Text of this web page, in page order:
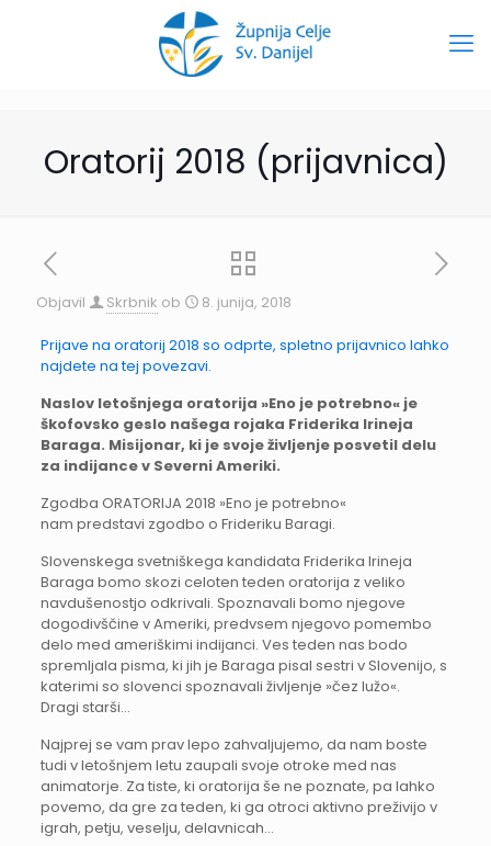
Oratorij 2018 (prijavnica)
Objavil Skrbnik ob 8. junija, 2018
Prijave na oratorij 2018 so odprte, spletno prijavnico lahko
najdete na tej povezavi.
Naslov letošnjega oratorija »Eno je potrebno« je
škofovsko geslo našega rojaka Friderika Irineja
Baraga. Misijonar, ki je svoje življenje posvetil delu
za indijance v Severni Ameriki.
Zgodba ORATORIJA 2018 »Eno je potrebno«
nam predstavi zgodbo o Frideriku Baragi.
Slovenskega svetniškega kandidata Friderika Irineja
Baraga bomo skozi celoten teden oratorija z veliko
navdušenostjo odkrivali. Spoznavali bomo njegove
dogodivščine v Ameriki, predvsem njegovo pomembo
delo med ameriškimi indijanci. Ves teden nas bodo
spremljala pisma, ki jih je Baraga pisal sestri v Slovenijo, s
katerimi so slovenci spoznavali življenje »čez lužo«.
Dragi starši…
Najprej se vam prav lepo zahvaljujemo, da nam boste
tudi v letošnjem letu zaupali svoje otroke med nas
animatorje. Za tiste, ki oratorija še ne poznate, pa lahko
povemo, da gre za teden, ki ga otroci aktivno preživijo v
igrah, petju, veselju, delavnicah…